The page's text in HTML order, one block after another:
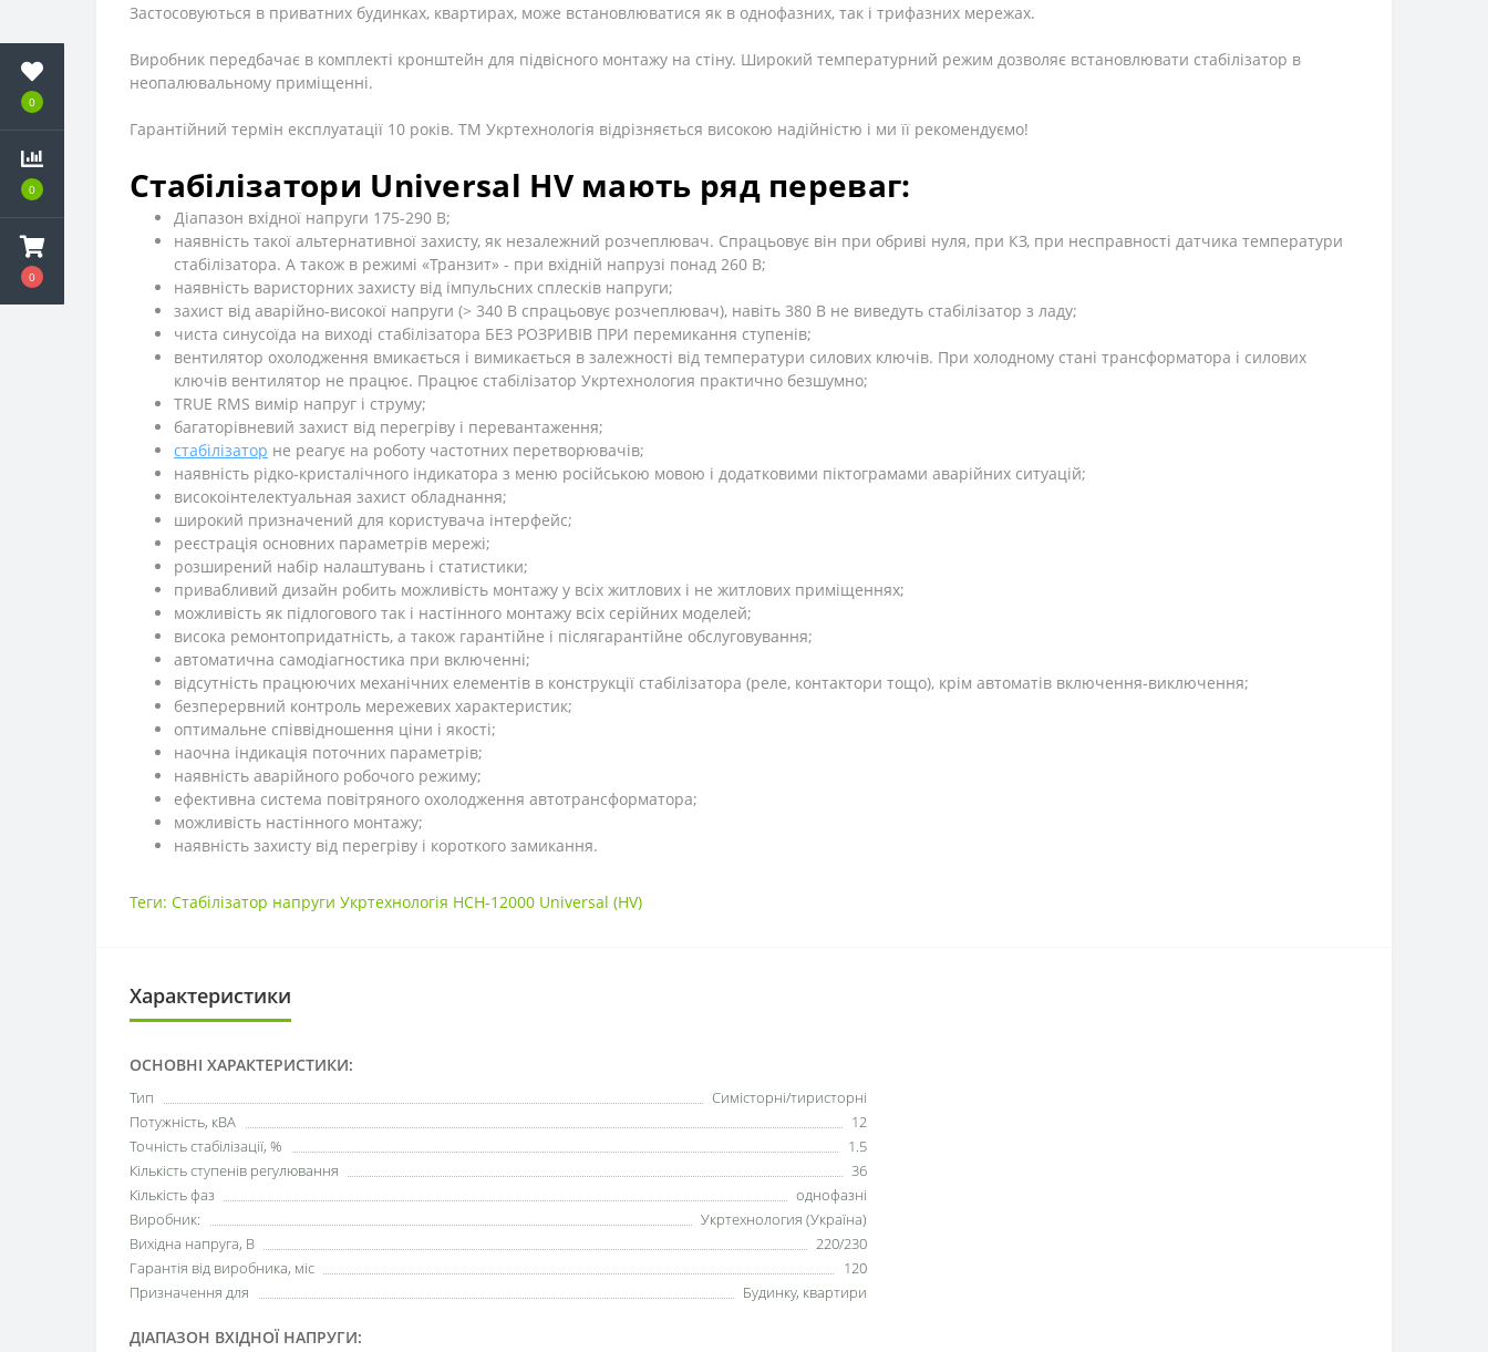
0
0
0
Застосовуються в приватних будинках, квартирах, може встановлюватися як в однофазних, так і трифазних мережах.
Виробник передбачає в комплекті кронштейн для підвісного монтажу на стіну. Широкий температурний режим дозволяє встановлювати стабілізатор в
неопалювальному приміщенні.
Гарантійний термін експлуатації 10 років. ТМ Укртехнологія відрізняється високою надійністю і ми її рекомендуємо!
Стабілізатори Universal HV мають ряд переваг:
Діапазон вхідної напруги 175-290 В;
наявність такої альтернативної захисту, як незалежний розчеплювач. Спрацьовує він при обриві нуля, при КЗ, при несправності датчика температури
стабілізатора. А також в режимі «Транзит» - при вхідній напрузі понад 260 В;
наявність варисторних захисту від імпульсних сплесків напруги;
захист від аварійно-високої напруги (> 340 В спрацьовує розчеплювач), навіть 380 В не виведуть стабілізатор з ладу;
чиста синусоїда на виході стабілізатора БЕЗ РОЗРИВІВ ПРИ перемикання ступенів;
вентилятор охолодження вмикається і вимикається в залежності від температури силових ключів. При холодному стані трансформатора і силових
ключів вентилятор не працює. Працює стабілізатор Укртехнология практично безшумно;
TRUE RMS вимір напруг і струму;
багаторівневий захист від перегріву і перевантаження;
стабілізатор не реагує на роботу частотних перетворювачів;
наявність рідко-кристалічного індикатора з меню російською мовою і додатковими піктограмами аварійних ситуацій;
високоінтелектуальная захист обладнання;
широкий призначений для користувача інтерфейс;
реєстрація основних параметрів мережі;
розширений набір налаштувань і статистики;
привабливий дизайн робить можливість монтажу у всіх житлових і не житлових приміщеннях;
можливість як підлогового так і настінного монтажу всіх серійних моделей;
висока ремонтопридатність, а також гарантійне і післягарантійне обслуговування;
автоматична самодіагностика при включенні;
відсутність працюючих механічних елементів в конструкції стабілізатора (реле, контактори тощо), крім автоматів включення-виключення;
безперервний контроль мережевих характеристик;
оптимальне співвідношення ціни і якості;
наочна індикація поточних параметрів;
наявність аварійного робочого режиму;
ефективна система повітряного охолодження автотрансформатора;
можливість настінного монтажу;
наявність захисту від перегріву і короткого замикання.
Теги: Стабілізатор напруги Укртехнологія НСН-12000 Universal (HV)
Характеристики
ОСНОВНІ ХАРАКТЕРИСТИКИ:
Тип
Симісторні/тиристорні
Потужність, кВА
12
Точність стабілізації, %
1.5
Кількість ступенів регулювання
36
Кількість фаз
однофазні
Виробник:
Укртехнология (Україна)
Вихідна напруга, В
220/230
Гарантія від виробника, міс
120
Призначення для
Будинку, квартири
ДІАПАЗОН ВХІДНОЇ НАПРУГИ: